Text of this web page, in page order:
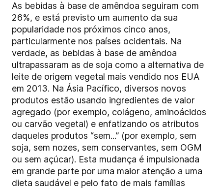
As bebidas à base de amêndoa seguiram com
26%, e está previsto um aumento da sua
popularidade nos próximos cinco anos,
particularmente nos países ocidentais. Na
verdade, as bebidas à base de amêndoa
ultrapassaram as de soja como a alternativa de
leite de origem vegetal mais vendido nos EUA
em 2013. Na Ásia Pacífico, diversos novos
produtos estão usando ingredientes de valor
agregado (por exemplo, colágeno, aminoácidos
ou carvão vegetal) e enfatizando os atributos
daqueles produtos “sem...” (por exemplo, sem
soja, sem nozes, sem conservantes, sem OGM
ou sem açúcar). Esta mudança é impulsionada
em grande parte por uma maior atenção a uma
dieta saudável e pelo fato de mais famílias